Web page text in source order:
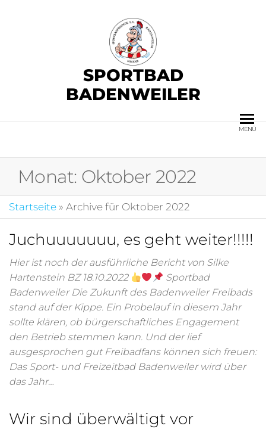
SPORTBAD
BADENWEILER
MENÜ
Monat: Oktober 2022
Startseite » Archive für Oktober 2022
Juchuuuuuuu, es geht weiter!!!!!
Hier ist noch der ausführliche Bericht von Silke
Hartenstein BZ 18.10.2022
Sportbad
Badenweiler Die Zukunft des Badenweiler Freibads
stand auf der Kippe. Ein Probelauf in diesem Jahr
sollte klären, ob bürgerschaftliches Engagement
den Betrieb stemmen kann. Und der lief
ausgesprochen gut Freibadfans können sich freuen:
Das Sport- und Freizeitbad Badenweiler wird über
das Jahr…
Wir sind überwältigt vor